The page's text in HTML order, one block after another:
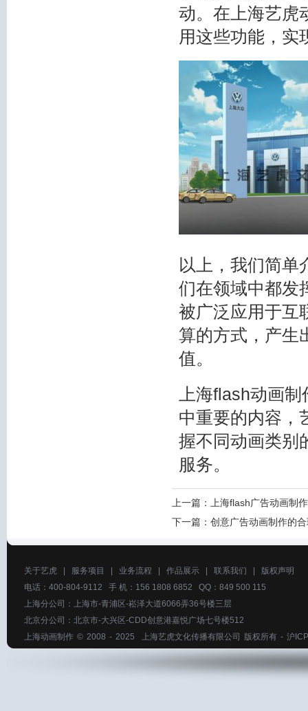
动。在上海艺虎
用这些功能，实
以上，我们简单
们在领域中都发
被广泛应用于互
算的方式，产生
值。
上海flash动画
中重要的内容，
握不同动画类别
服务。
上一篇：
上海flash广告动画制
下一篇： 创意广告动画制作的
关于艺虎 服务项目 业务流程 作品展示 联系我们
版权声明
电话：400-804-9112 手 机：156 1808 6852 QQ：849 500 115
上海分公司：上海市-青浦区-崧泽大道6066弄36号楼三层
北京分公司：北京市-大兴区-CDD创意港嘉悦广场七号楼512
上海动画制作 © 2008 - 2025 上海艺虎文化传播有限公司 版权所有 - 沪